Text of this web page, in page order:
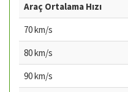
Araç Ortalama Hızı
70 km/s
80 km/s
90 km/s